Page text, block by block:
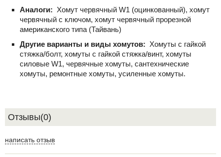
Аналоги: Хомут червячный W1 (оцинкованный), хомут
червячный с ключом, хомут червячный прорезной
американского типа (Тайвань)
Другие варианты и виды хомутов: Хомуты с гайкой
стяжка/болт, хомуты с гайкой стяжка/винт, хомуты
силовые W1, червячные хомуты, сантехнические
хомуты, ремонтные хомуты, усиленные хомуты.
Отзывы(0)
написать отзыв